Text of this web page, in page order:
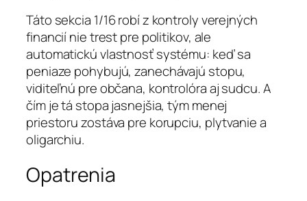
Táto sekcia 1/16 robí z kontroly verejných
financií nie trest pre politikov, ale
automatickú vlastnosť systému: keď sa
peniaze pohybujú, zanechávajú stopu,
viditeľnú pre občana, kontrolóra aj sudcu. A
čím je tá stopa jasnejšia, tým menej
priestoru zostáva pre korupciu, plytvanie a
oligarchiu.
Opatrenia